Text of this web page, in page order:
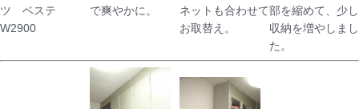
ツ ベステ
W2900
で爽やかに。
ネットも合わせて
お取替え。
部を縮めて、少し
収納を増やしまし
た。